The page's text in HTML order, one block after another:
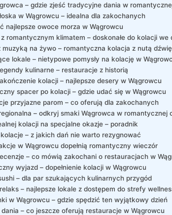
– gdzie zjeść tradycyjne dania w
w Wągrowcu – idealna dla zakochanych
najlepsze owoce morza w Wągrowcu
romantycznym klimatem – doskonałe do kolacji we
muzyką na żywo – romantyczna kolacja z nutą
lokale – nietypowe pomysły na kolację w
kulinarne – restauracje z historią
kolacji – najlepsze desery w Wągrowcu
spacer po kolacji – gdzie udać się w Wągrowcu
przyjazne parom – co oferują dla zakochanych
– odkryj smaki Wągrowca w romantycznej
kolacji na specjalne okazje – poradnik
kolacje – z jakich dań nie warto rezygnować
w Wągrowcu dopełnią romantyczny wieczór
– co mówią zakochani o restauracjach w
wyjazd – dopełnienie kolacji w Wągrowcu
– dla par szukających kulinarnych przygód
– najlepsze lokale z dostępem do strefy
w Wągrowcu – gdzie spędzić ten wyjątkowy dzień
– co jeszcze oferują restauracje w Wągrowcu